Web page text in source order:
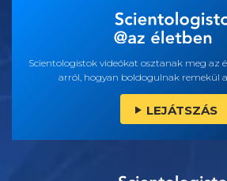
Scientologistok videókat osztanak meg az
arról, hogyan boldogulnak remekül
LEJÁTSZÁS